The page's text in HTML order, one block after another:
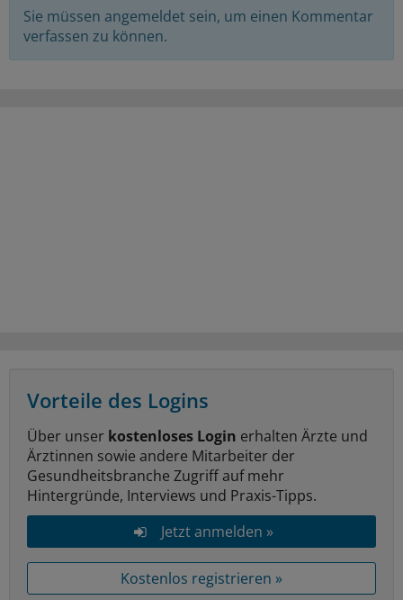
Sie müssen angemeldet sein, um einen Kommentar
verfassen zu können.
Vorteile des Logins
Über unser kostenloses Login erhalten Ärzte und
Ärztinnen sowie andere Mitarbeiter der
Gesundheitsbranche Zugriff auf mehr
Hintergründe, Interviews und Praxis-Tipps.
Jetzt anmelden »
Kostenlos registrieren »